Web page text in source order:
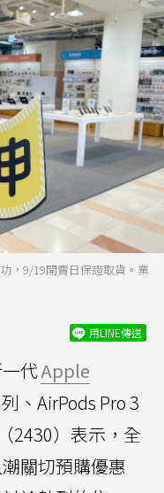
，9/19開賣日保證取貨。業
用LINE傳送
代Apple
、AirPods Pro 3
（2430）表示，全
關切預購優惠